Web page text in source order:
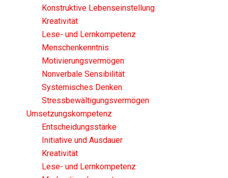
Konstruktive Lebenseinstellung
Kreativität
Lese- und Lernkompetenz
Menschenkenntnis
Motivierungsvermögen
Nonverbale Sensibilität
Systemisches Denken
Stressbewältigungsvermögen
Umsetzungskompetenz
Entscheidungsstärke
Initiative und Ausdauer
Kreativität
Lese- und Lernkompetenz